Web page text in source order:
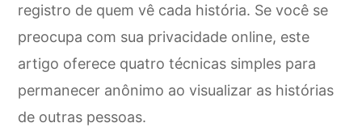
registro de quem vê cada história. Se você se
preocupa com sua privacidade online, este
artigo oferece quatro técnicas simples para
permanecer anônimo ao visualizar as histórias
de outras pessoas.